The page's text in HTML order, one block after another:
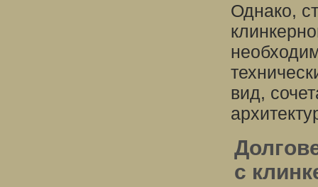
Однако,
вид,
с